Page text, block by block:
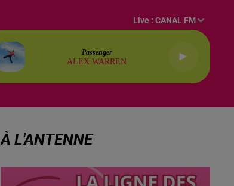
Live :CANAL FM
Passenger
ALEX WARREN
À L'ANTENNE